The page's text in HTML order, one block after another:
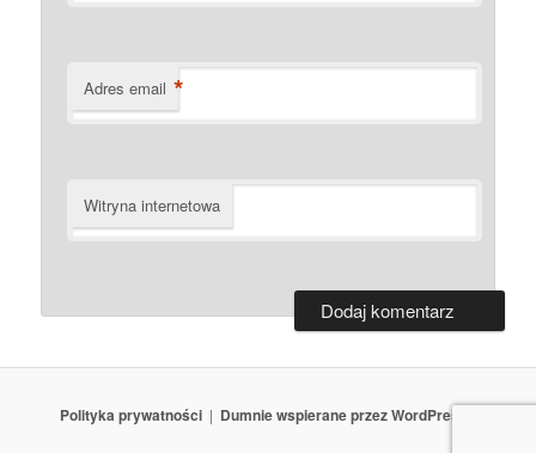
Adres email *
Witryna internetowa
Polityka prywatności Dumnie wspierane przez WordPressa